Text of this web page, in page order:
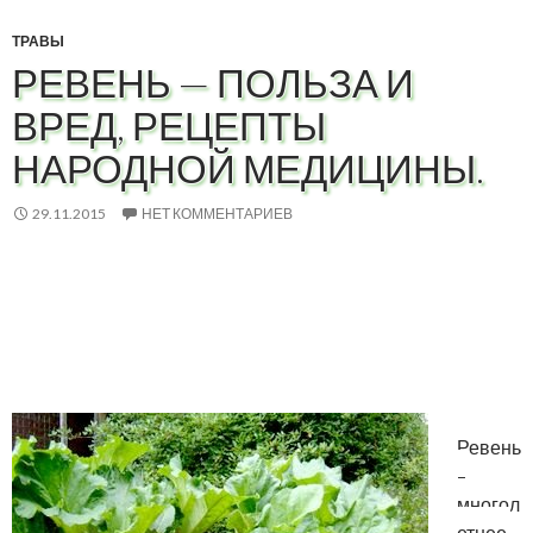
ТРАВЫ
РЕВЕНЬ — ПОЛЬЗА И
ВРЕД, РЕЦЕПТЫ
НАРОДНОЙ МЕДИЦИНЫ.
29.11.2015 НЕТ КОММЕНТАРИЕВ
Ревень
–
многол